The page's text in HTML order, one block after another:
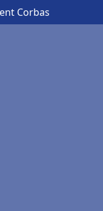
Corbas